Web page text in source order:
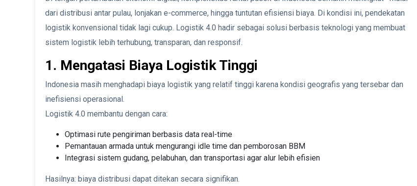
dari distribusi antar pulau, lonjakan e-commerce, hingga tuntutan efisiensi biaya. Di kondisi ini, pendekatan
logistik konvensional tidak lagi cukup. Logistik 4.0 hadir sebagai solusi berbasis teknologi yang membuat
sistem logistik lebih terhubung, transparan, dan responsif.
1. Mengatasi Biaya Logistik Tinggi
Indonesia masih menghadapi biaya logistik yang relatif tinggi karena kondisi geografis yang tersebar dan
inefisiensi operasional.
Logistik 4.0 membantu dengan cara:
Optimasi rute pengiriman berbasis data real-time
Pemantauan armada untuk mengurangi idle time dan pemborosan BBM
Integrasi sistem gudang, pelabuhan, dan transportasi agar alur lebih efisien
Hasilnya: biaya distribusi dapat ditekan secara signifikan.